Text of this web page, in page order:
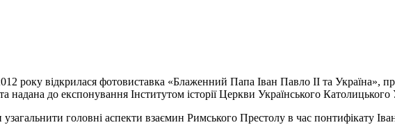
року відкрилася фотовиставка «Блаженний Папа Іван Павло ІІ та Україна»,
надана до експонування Інститутом історії Церкви Українського Католицького
головні аспекти взаємин Римського Престолу в час понтифікату